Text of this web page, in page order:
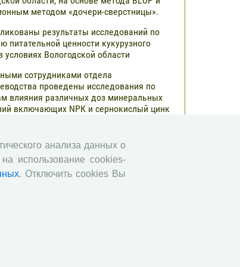
методом «дочери-сверстницы».
результаты исследований по
питательной ценности кукурузного
условиях Вологодской области
сотрудниками отдела
проведены исследования по
влияния различных доз минеральных
включающих NРК и сернокислый цинк
«Молочнохозяйственный вестник»
результаты сравнительной оценки
в Вологодской области
анализа данных о
использование cookies-
. Отключить cookies Вы